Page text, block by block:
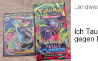
Ich
gegen